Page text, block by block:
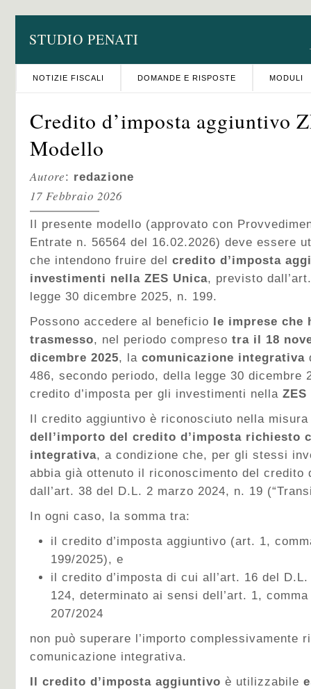
STUDIO PENATI
NOTIZIE FISCALI DOMANDE E RISPOSTE MODULI
Credito d’imposta aggiuntivo
Modello
Autore: redazione
17 Febbraio 2026
Il presente modello (approvato con
Entrate n. 56564 del 16.02.2026) deve essere
che intendono fruire del credito d’imposta
investimenti nella ZES Unica, previsto
legge 30 dicembre 2025, n. 199.
Possono accedere al beneficio le imprese che
trasmesso, nel periodo compreso tra il 18
dicembre 2025, la comunicazione integrativa
486, secondo periodo, della legge 30 dicembre
credito d’imposta per gli investimenti nella ZES
Il credito aggiuntivo è riconosciuto nella
dell’importo del credito d’imposta richiesto
integrativa, a condizione che, per gli stessi
abbia già ottenuto il riconoscimento del credito
dall’art. 38 del D.L. 2 marzo 2024, n. 19
In ogni caso, la somma tra:
il credito d’imposta aggiuntivo (art. 1,
199/2025), e
il credito d’imposta di cui all’art. 16 del
124, determinato ai sensi dell’art. 1,
207/2024
non può superare l’importo complessivamente
comunicazione integrativa.
Il credito d’imposta aggiuntivo è utilizzabile